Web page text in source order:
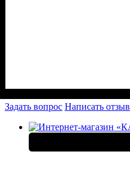
Задать вопрос Написать отзыв